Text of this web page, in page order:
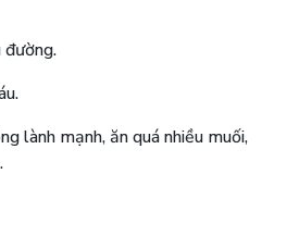
lành mạnh, ăn quá nhiều muối,